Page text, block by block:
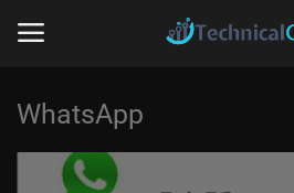
Home
WhatsApp